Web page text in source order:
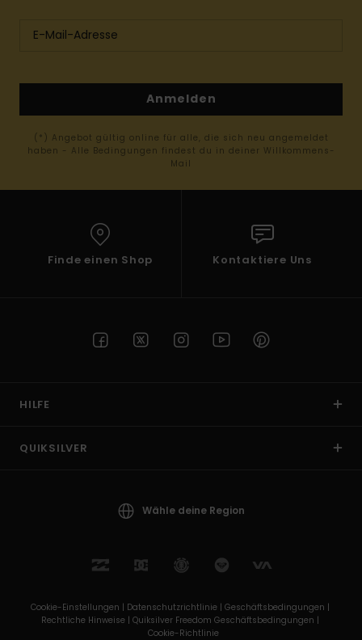
Anmelden
(*) Angebot gültig online für alle, die sich neu angemeldet
haben - Alle Bedingungen findest du in deiner Willkommens-
Mail
Finde einen Shop Kontaktiere Uns
HILFE
QUIKSILVER
Wähle deine Region
Cookie-Einstellungen | Datenschutzrichtlinie | Geschäftsbedingungen |
Rechtliche Hinweise | Quiksilver Freedom Geschäftsbedingungen |
Cookie-Richtlinie